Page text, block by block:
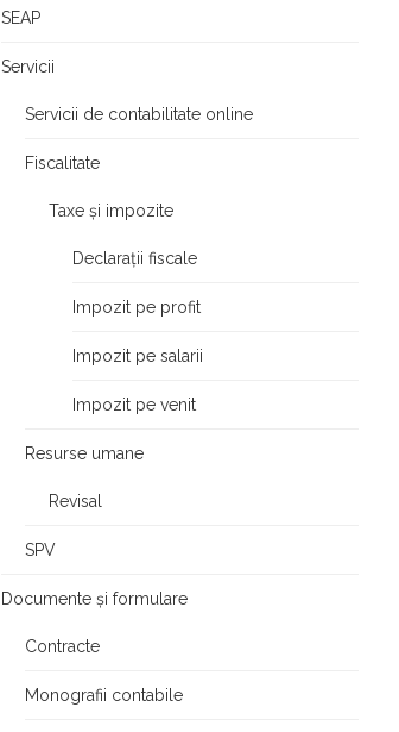
SEAP
Servicii
Servicii de contabilitate online
Fiscalitate
Taxe și impozite
Declarații fiscale
Impozit pe profit
Impozit pe salarii
Impozit pe venit
Resurse umane
Revisal
SPV
Documente și formulare
Contracte
Monografii contabile